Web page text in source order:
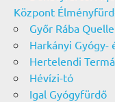
Központ
Győr Rába
Harkányi Gyógy-
Hertelendi
Hévízi-tó
Igal Gyógyfürdő